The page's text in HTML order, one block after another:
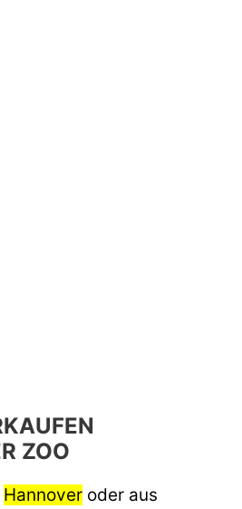
ZOO
Hannover oder aus